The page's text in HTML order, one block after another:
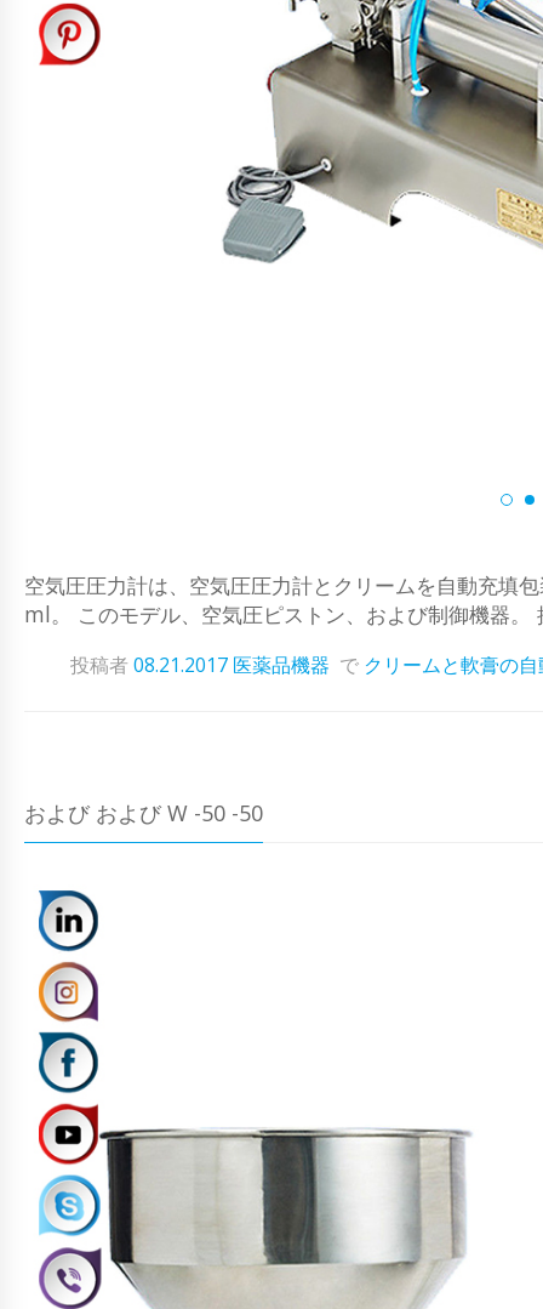
空気圧圧力計は、空気圧圧力計とクリームを自動充填
ml。 このモデル、空気圧ピストン、および制御機器。
投稿者08.21.2017 医薬品機器 で クリームと軟膏の
および および W -50 -50